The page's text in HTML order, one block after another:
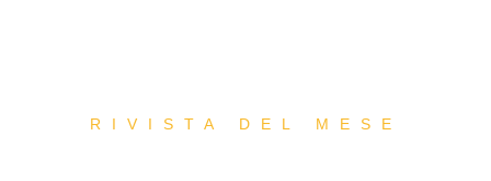
RIVISTA DEL MESE